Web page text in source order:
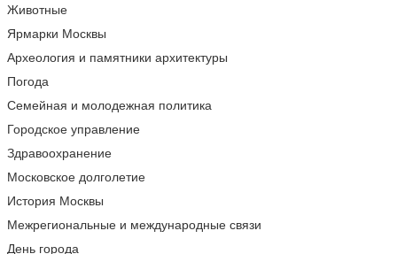
Животные
Ярмарки Москвы
Археология и памятники архитектуры
Погода
Семейная и молодежная политика
Городское управление
Здравоохранение
Московское долголетие
История Москвы
Межрегиональные и международные связи
День города